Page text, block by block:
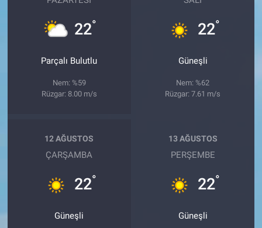
22°
Parçalı Bulutlu
Nem: %59
Rüzgar: 8.00 m/s
22°
Güneşli
Nem: %62
Rüzgar: 7.61 m/s
12 AĞUSTOS
ÇARŞAMBA
22°
Güneşli
13 AĞUSTOS
PERŞEMBE
22°
Güneşli